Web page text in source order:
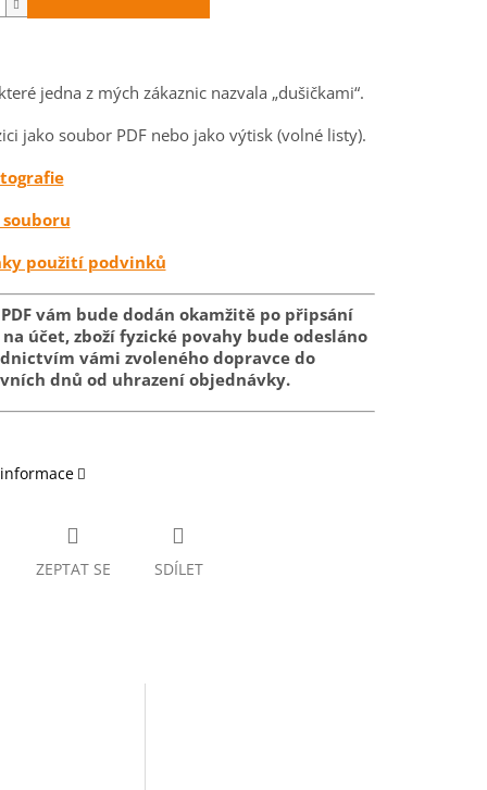
jedna z mých zákaznic nazvala „dušičkami“.
jako soubor PDF nebo jako výtisk (volné listy).
použití podvinků
vám bude dodán okamžitě po připsání
účet, zboží fyzické povahy bude odesláno
vámi zvoleného dopravce do
dnů od uhrazení objednávky.
ZEPTAT SE SDÍLET